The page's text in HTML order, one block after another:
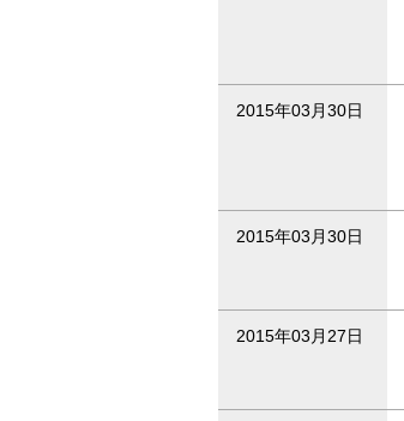
2015年03月30日
2015年03月30日
2015年03月27日